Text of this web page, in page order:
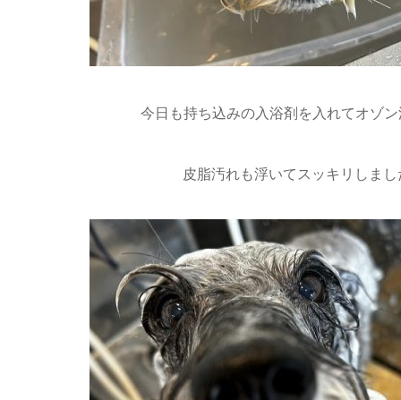
今日も持ち込みの入浴剤を入れてオゾ
皮脂汚れも浮いてスッキリしま